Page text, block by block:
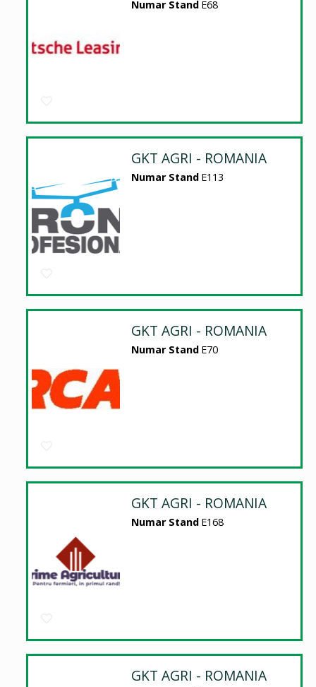
Numar Stand E68
GKT AGRI - ROMANIA
Numar Stand E113
GKT AGRI - ROMANIA
Numar Stand E70
GKT AGRI - ROMANIA
Numar Stand E168
GKT AGRI - ROMANIA